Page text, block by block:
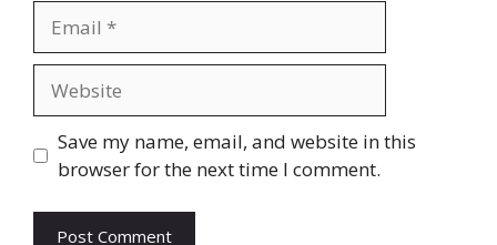
Save my name, email, and website in this
browser for the next time I comment.